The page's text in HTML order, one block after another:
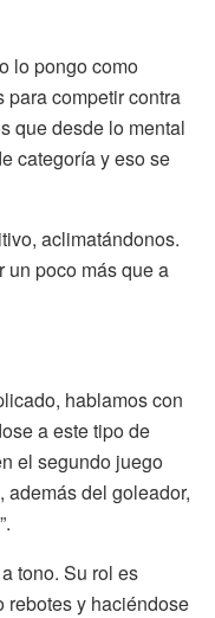
lo pongo como
para competir contra
que desde lo mental
categoría y eso se
aclimatándonos.
un poco más que a
hablamos con
a este tipo de
el segundo juego
además del goleador,
tono. Su rol es
rebotes y haciéndose